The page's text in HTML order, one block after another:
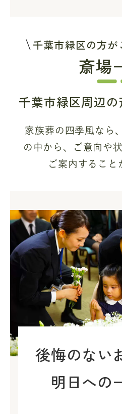
千葉市緑区の方が
斎場
千葉市緑区周辺
家族葬の四季風なら
の中から、
ご意向や
ご案内すること
後悔のない
明日への